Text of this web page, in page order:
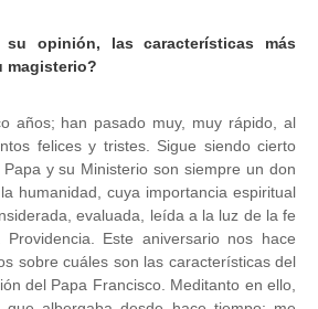
opinión, las características más
magisterio?
años; han pasado muy, muy rápido, al
felices y tristes. Sigue siendo cierto
y su Ministerio son siempre un don
humanidad, cuya importancia espiritual
evaluada, leída a la luz de la fe
Este aniversario nos hace
sobre cuáles son las características del
del Papa Francisco. Meditanto en ello,